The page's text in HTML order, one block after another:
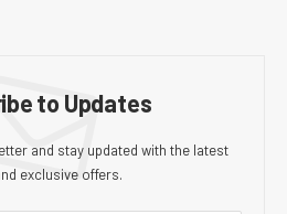
to Updates
and stay updated with the latest
exclusive offers.